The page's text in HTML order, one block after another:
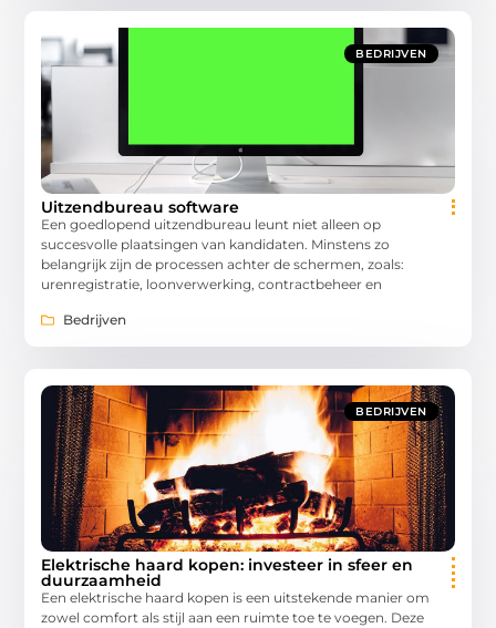
BEDRIJVEN
Uitzendbureau software
Een goedlopend uitzendbureau leunt niet alleen op
succesvolle plaatsingen van kandidaten. Minstens zo
belangrijk zijn de processen achter de schermen, zoals:
urenregistratie, loonverwerking, contractbeheer en
Bedrijven
BEDRIJVEN
Elektrische haard kopen: investeer in sfeer en
duurzaamheid
Een elektrische haard kopen is een uitstekende manier om
zowel comfort als stijl aan een ruimte toe te voegen. Deze